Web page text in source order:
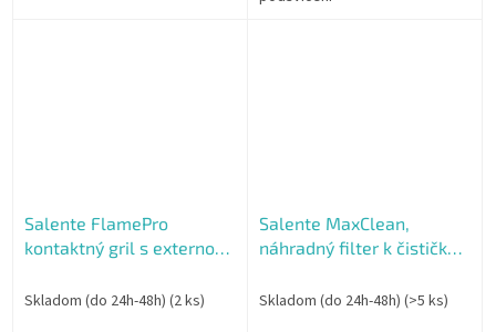
Salente FlamePro
kontaktný gril s externou
Skladom (do 24h-48h) (2 ks)
Salente MaxClean,
náhradný filter k čističke
Skladom (do 24h-48h) (>5 ks)